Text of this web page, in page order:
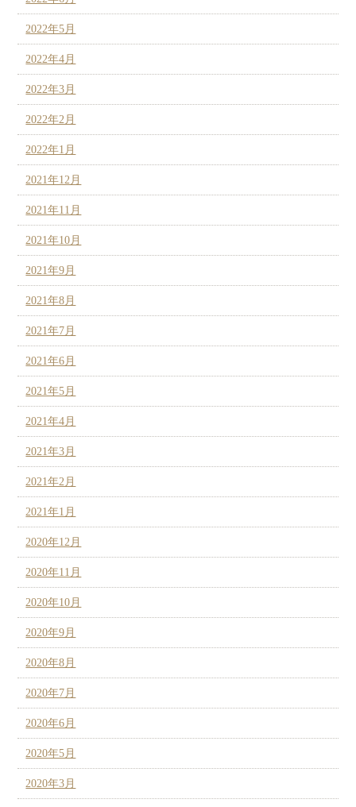
2022年5月
2022年4月
2022年3月
2022年2月
2022年1月
2021年12月
2021年11月
2021年10月
2021年9月
2021年8月
2021年7月
2021年6月
2021年5月
2021年4月
2021年3月
2021年2月
2021年1月
2020年12月
2020年11月
2020年10月
2020年9月
2020年8月
2020年7月
2020年6月
2020年5月
2020年3月